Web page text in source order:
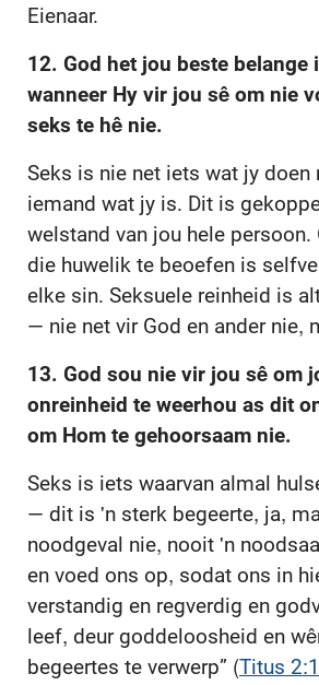
Eienaar.
12. God het jou beste belange
wanneer Hy vir jou sê om nie
seks te hê nie.
Seks is nie net iets wat jy
iemand wat jy is. Dit is
welstand van jou hele
die huwelik te beoefen is
elke sin. Seksuele reinheid is
— nie net vir God en ander nie,
13. God sou nie vir jou sê om
onreinheid te weerhou as dit
om Hom te gehoorsaam nie.
Seks is iets waarvan almal
— dit is 'n sterk begeerte, ja,
noodgeval nie, nooit 'n
en voed ons op, sodat ons in
verstandig en regverdig en
leef, deur goddeloosheid en
begeertes te verwerp” (Titus